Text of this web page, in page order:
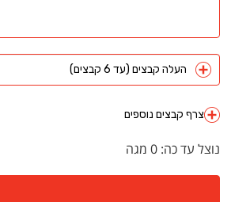
העלה קבצים (עד 6 קבצים)
צרף קבצים נוספים
נוצל עד כה: 0 מגה